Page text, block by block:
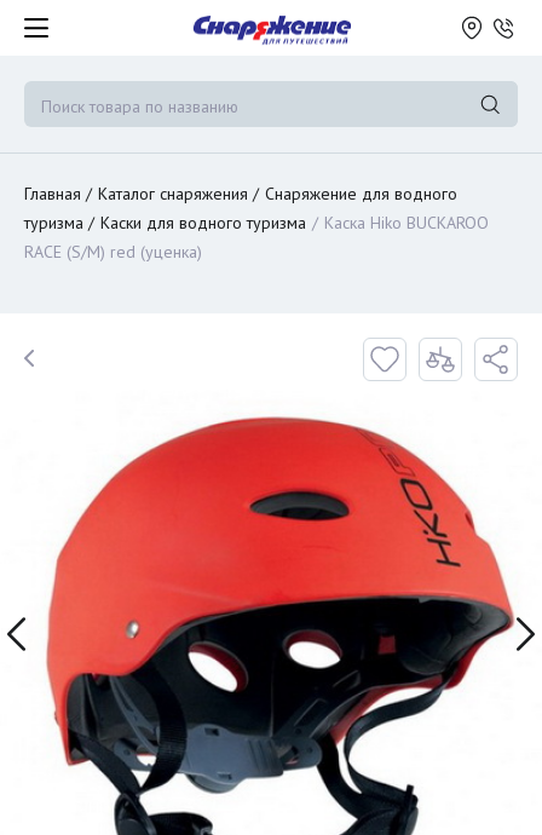
Главная Каталог снаряжения
Снаряжение для водного
туризма
Каски для водного туризма
Каска Hiko BUCKAROO
RACE (S/M) red (уценка)